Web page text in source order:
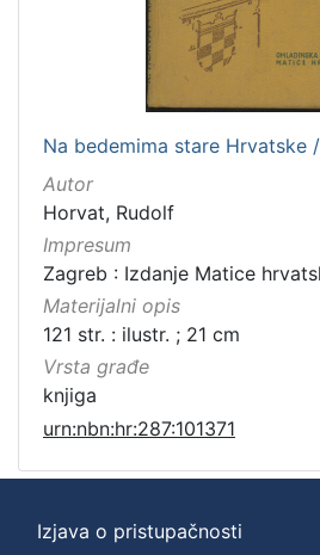
Na bedemima stare Hrvatske
Autor
Horvat, Rudolf
Impresum
Zagreb : Izdanje Matice
Materijalni opis
121 str. : ilustr. ; 21 cm
Vrsta građe
knjiga
urn:nbn:hr:287:101371
Izjava o pristupačnosti